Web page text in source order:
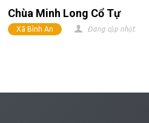
Chùa Minh Long Cổ Tự
Xã Bình An Đang cập nhật